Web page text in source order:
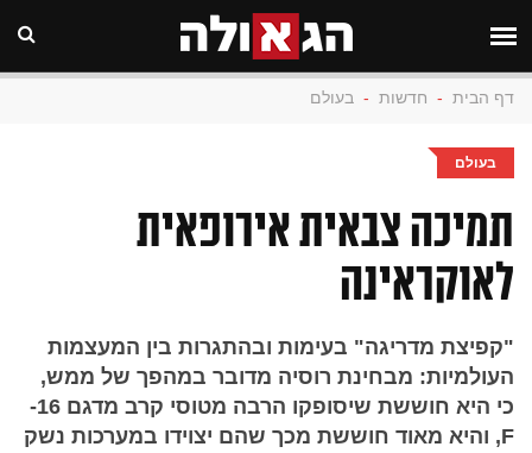
דף הבית - חדשות - בעולם
בעולם
תמיכה צבאית אירופאית
לאוקראינה
"קפיצת מדריגה" בעימות ובהתגרות בין המעצמות
העולמיות: מבחינת רוסיה מדובר במהפך של ממש,
כי היא חוששת שיסופקו הרבה מטוסי קרב מדגם 16-
F, והיא מאוד חוששת מכך שהם יצוידו במערכות נשק